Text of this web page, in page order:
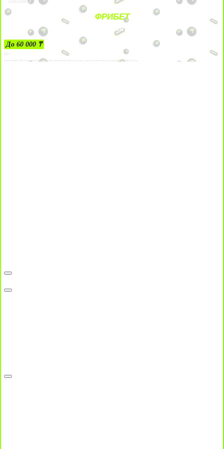
ФРИБЕТ
ЗА ДЕПОЗИТЫ
До 60 000 ₸
21+
Лицензии №24514359, выданной комитетом индустрии туризма Министерства культуры и спорта Республики Казахстан срок до 27 сентября 2034 года.